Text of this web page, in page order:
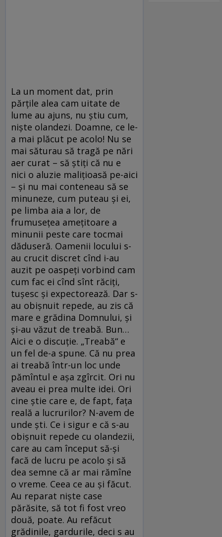
La un moment dat, prin
părțile alea cam uitate de
lume au ajuns, nu știu cum,
niște olandezi. Doamne, ce le-
a mai plăcut pe acolo! Nu se
mai săturau să tragă pe nări
aer curat – să știți că nu e
nici o aluzie malițioasă pe-aici
– și nu mai conteneau să se
minuneze, cum puteau și ei,
pe limba aia a lor, de
frumusețea amețitoare a
minunii peste care tocmai
dăduseră. Oamenii locului s-
au crucit discret cînd i-au
auzit pe oaspeți vorbind cam
cum fac ei cînd sînt răciți,
tușesc și expectorează. Dar s-
au obișnuit repede, au zis că
mare e grădina Domnului, și
și-au văzut de treabă. Bun…
Aici e o discuție. „Treabă“ e
un fel de-a spune. Că nu prea
ai treabă într-un loc unde
pămîntul e așa zgîrcit. Ori nu
aveau ei prea multe idei. Ori
cine știe care e, de fapt, fața
reală a lucrurilor? N-avem de
unde ști. Ce i sigur e că s-au
obișnuit repede cu olandezii,
care au cam început să-și
facă de lucru pe acolo și să
dea semne că ar mai rămîne
o vreme. Ceea ce au și făcut.
Au reparat niște case
părăsite, să tot fi fost vreo
două, poate. Au refăcut
grădinile, gardurile, deci s au